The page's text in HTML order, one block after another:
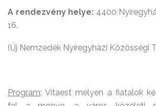
A rendezvény helye: 4400
16.
(Új Nemzedék Nyíregyházi Közösségi
Program: Vitaest melyen a fiatalok